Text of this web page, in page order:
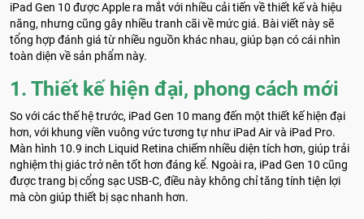
iPad Gen 10 được Apple ra mắt với nhiều cải tiến về thiết kế và hiệu
năng, nhưng cũng gây nhiều tranh cãi về mức giá. Bài viết này sẽ
tổng hợp đánh giá từ nhiều nguồn khác nhau, giúp bạn có cái nhìn
toàn diện về sản phẩm này.
1. Thiết kế hiện đại, phong cách mới
So với các thế hệ trước, iPad Gen 10 mang đến một thiết kế hiện đại
hơn, với khung viền vuông vức tương tự như iPad Air và iPad Pro.
Màn hình 10.9 inch Liquid Retina chiếm nhiều diện tích hơn, giúp trải
nghiệm thị giác trở nên tốt hơn đáng kể. Ngoài ra, iPad Gen 10 cũng
được trang bị cổng sạc USB-C, điều này không chỉ tăng tính tiện lợi
mà còn giúp thiết bị sạc nhanh hơn.